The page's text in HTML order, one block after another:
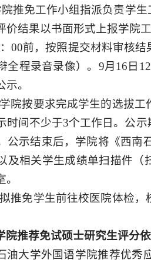
院推免工作小组指派负责学
价结果以书面形式上报学院
：00前，按照提交材料审核结
全程录音录像）。 9月 16 日 12
。
院按要求完成学生的选拔工
时间不少于3个工作日。公
公示结束后，学院将 《西南
及相关学生成绩单扫描件
拟推免学生前往校医院体检，
院推荐免试硕士研究生评分
油大学外国语学院推荐优秀